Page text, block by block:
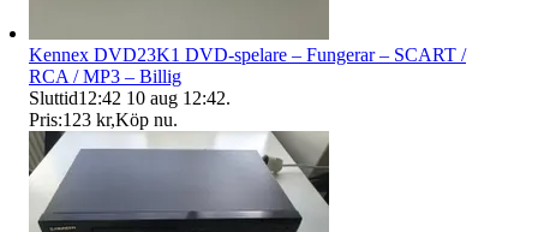
Kennex DVD23K1 DVD-spelare – Fungerar – SCART /
RCA / MP3 – Billig
Sluttid12:42 10 aug 12:42.
Pris:123 kr,Köp nu.